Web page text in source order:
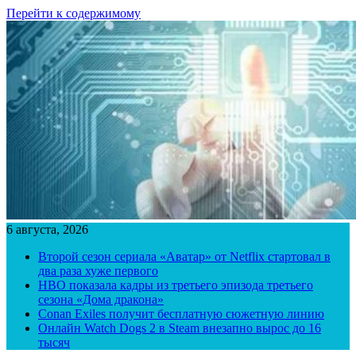
Перейти к содержимому
6 августа, 2026
Второй сезон сериала «Аватар» от Netflix стартовал в
два раза хуже первого
HBO показала кадры из третьего эпизода третьего
сезона «Дома дракона»
Conan Exiles получит бесплатную сюжетную линию
Онлайн Watch Dogs 2 в Steam внезапно вырос до 16
тысяч